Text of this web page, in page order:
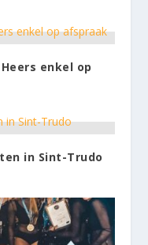
enkel op
in Sint-Trudo